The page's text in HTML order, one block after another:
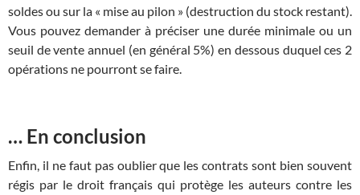
soldes ou sur la « mise au pilon » (destruction du stock restant).
Vous pouvez demander à préciser une durée minimale ou un
seuil de vente annuel (en général 5%) en dessous duquel ces 2
opérations ne pourront se faire.
… En conclusion
Enfin, il ne faut pas oublier que les contrats sont bien souvent
régis par le droit français qui protège les auteurs contre les